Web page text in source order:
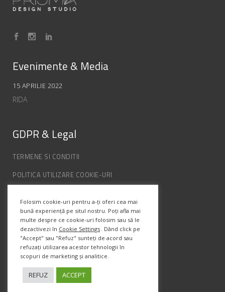
Evenimente & Media
15 APRILIE 2022
RIDA
GDPR & Legal
TERMENE SI CONDITII
POLITICA UTILIZARE COOKIE-URI
ANPC
Info Contact
Str. Semenic, Nr.1, Ap.5, Timisoara.
Telefon:(+4) 0747 066 701
Folosim cookie-uri pentru a-ți oferi cea mai
bună experiență pe situl nostru. Poți afla mai
multe despre ce cookie-uri folosim sau să le
dezactivezi în Cookie Settings . Dând click pe
"Accept" sau "Refuz" sunteți de acord sau
refuzați utilizarea acestor tehnologii în
scopuri de marketing și analitice.
REFUZ ACCEPT